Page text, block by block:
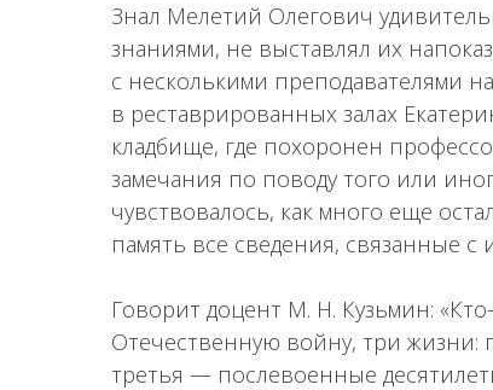
Знал Мелетий Олегович
знаниями, не выставлял их
с несколькими
в реставрированных залах
кладбище, где похоронен
замечания по поводу того или
чувствовалось, как много еще
память все сведения, связанные с
Говорит доцент М. Н. Кузьмин:
Отечественную войну, три
третья — послевоенные